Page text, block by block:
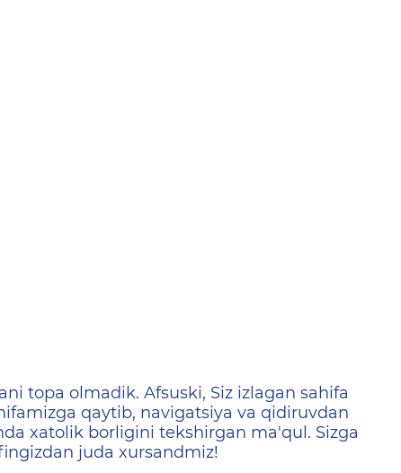
topa olmadik. Afsuski, Siz izlagan sahifa
qaytib, navigatsiya va qidiruvdan
xatolik borligini tekshirgan ma'qul. Sizga
juda xursandmiz!